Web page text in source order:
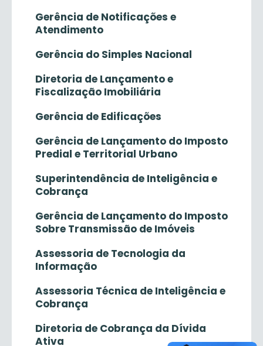
Gerência de Notificações e
Atendimento
Gerência do Simples Nacional
Diretoria de Lançamento e
Fiscalização Imobiliária
Gerência de Edificações
Gerência de Lançamento do Imposto
Predial e Territorial Urbano
Superintendência de Inteligência e
Cobrança
Gerência de Lançamento do Imposto
Sobre Transmissão de Imóveis
Assessoria de Tecnologia da
Informação
Assessoria Técnica de Inteligência e
Cobrança
Diretoria de Cobrança da Dívida
Ativa